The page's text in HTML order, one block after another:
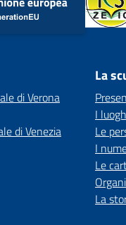
di Verona
di Venezia
La
I
Le
I
Le
La